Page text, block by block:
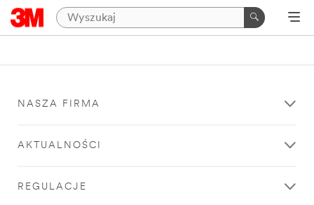
NASZA FIRMA
AKTUALNOŚCI
REGULACJE